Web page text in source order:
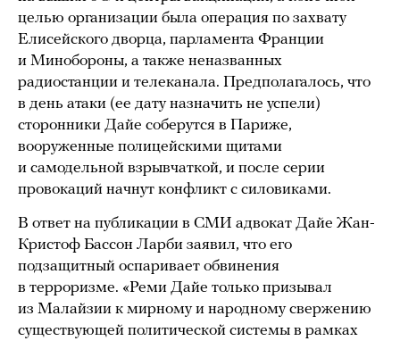
целью организации была операция по захвату
Елисейского дворца, парламента Франции
и Минобороны, а также неназванных
радиостанции и телеканала. Предполагалось, что
в день атаки (ее дату назначить не успели)
сторонники Дайе соберутся в Париже,
вооруженные полицейскими щитами
и самодельной взрывчаткой, и после серии
провокаций начнут конфликт с силовиками.
В ответ на публикации в СМИ адвокат Дайе Жан-
Кристоф Бассон Ларби заявил, что его
подзащитный оспаривает обвинения
в терроризме. «Реми Дайе только призывал
из Малайзии к мирному и народному свержению
существующей политической системы в рамках